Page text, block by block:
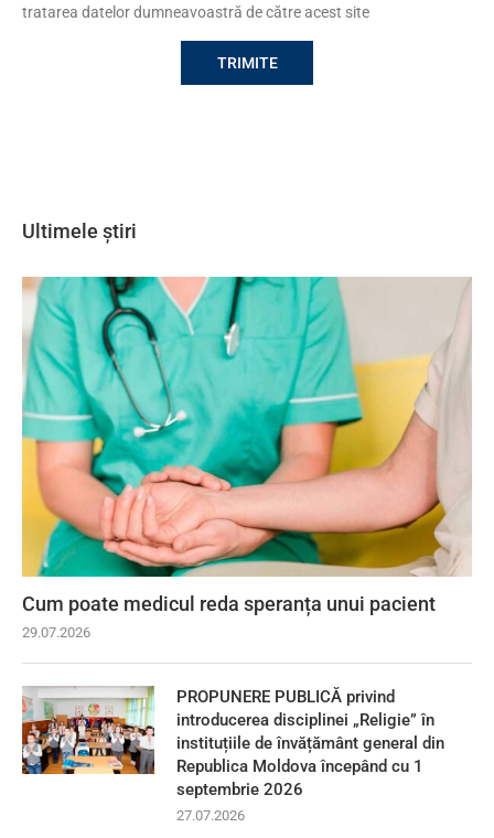
tratarea datelor dumneavoastră de către acest site
Ultimele știri
Cum poate medicul reda speranța unui pacient
29.07.2026
PROPUNERE PUBLICĂ privind
introducerea disciplinei „Religie” în
instituțiile de învățământ general din
Republica Moldova începând cu 1
septembrie 2026
27.07.2026